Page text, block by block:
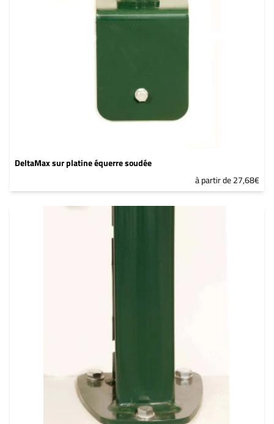
DeltaMax sur platine équerre soudée
à partir de 27,68€